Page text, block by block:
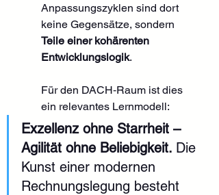
Anpassungszyklen sind dort
keine Gegensätze, sondern
Teile einer kohärenten
Entwicklungslogik.
Für den DACH‑Raum ist dies
ein relevantes Lernmodell:
Exzellenz ohne Starrheit –
Agilität ohne Beliebigkeit. Die
Kunst einer modernen
Rechnungslegung besteht